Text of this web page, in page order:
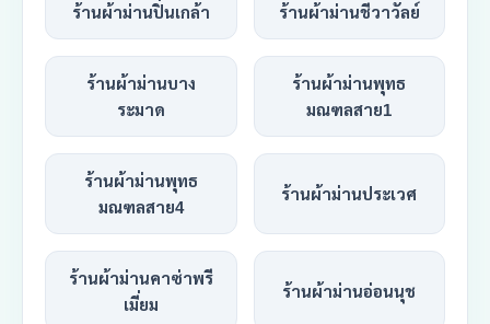
ร้านผ้าม่านปิ่นเกล้า ร้านผ้าม่านชีวาวัลย์
ร้านผ้าม่านบาง
ระมาด
ร้านผ้าม่านพุทธ
มณฑลสาย1
ร้านผ้าม่านพุทธ
มณฑลสาย4
ร้านผ้าม่านประเวศ
ร้านผ้าม่านคาซ่าพรี
เมี่ยม
ร้านผ้าม่านอ่อนนุช